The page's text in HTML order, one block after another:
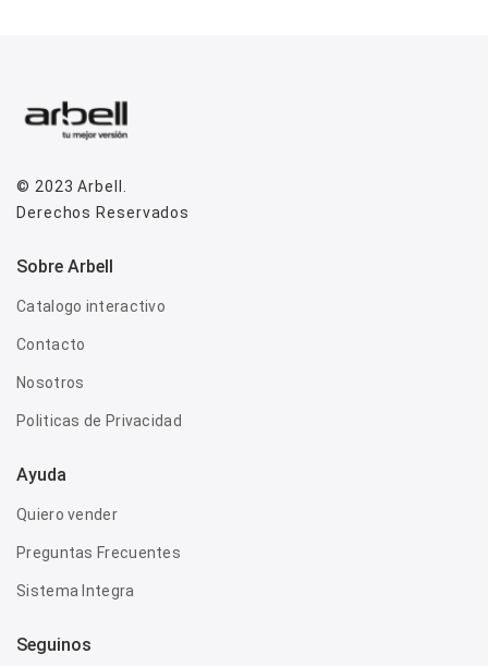
© 2023Arbell
Derechos Reservados
Sobre Arbell
Catalogo interactivo
Contacto
Nosotros
Politicas de Privacidad
Ayuda
Quiero vender
Preguntas Frecuentes
Sistema Integra
Seguinos